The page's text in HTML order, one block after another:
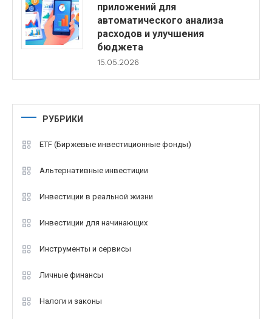
приложений для
автоматического анализа
расходов и улучшения
бюджета
15.05.2026
РУБРИКИ
ETF (Биржевые инвестиционные фонды)
Альтернативные инвестиции
Инвестиции в реальной жизни
Инвестиции для начинающих
Инструменты и сервисы
Личные финансы
Налоги и законы